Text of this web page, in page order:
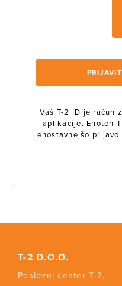
Vaš T-2 ID je račun
aplikacije. Enoten
enostavnejšo
T-2 D.O.O.
Poslovni center T-2,